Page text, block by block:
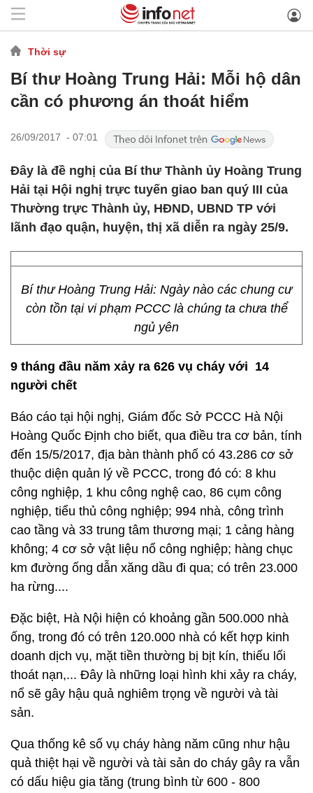
Thời sự
Bí thư Hoàng Trung Hải: Mỗi hộ dân
cần có phương án thoát hiểm
26/09/2017 - 07:01
Đây là đề nghị của Bí thư Thành ủy Hoàng Trung
Hải tại Hội nghị trực tuyến giao ban quý III của
Thường trực Thành ủy, HĐND, UBND TP với
lãnh đạo quận, huyện, thị xã diễn ra ngày 25/9.
Bí thư Hoàng Trung Hải: Ngày nào các chung cư
còn tồn tại vi phạm PCCC là chúng ta chưa thể
ngủ yên
9 tháng đầu năm xảy ra 626 vụ cháy với 14
người chết
Báo cáo tại hội nghị, Giám đốc Sở PCCC Hà Nội
Hoàng Quốc Định cho biết, qua điều tra cơ bản, tính
đến 15/5/2017, địa bàn thành phố có 43.286 cơ sở
thuộc diện quản lý về PCCC, trong đó có: 8 khu
công nghiệp, 1 khu công nghệ cao, 86 cụm công
nghiệp, tiểu thủ công nghiệp; 994 nhà, công trình
cao tầng và 33 trung tâm thương mại; 1 cảng hàng
không; 4 cơ sở vật liệu nổ công nghiệp; hàng chục
km đường ống dẫn xăng dầu đi qua; có trên 23.000
ha rừng....
Đặc biệt, Hà Nội hiện có khoảng gần 500.000 nhà
ống, trong đó có trên 120.000 nhà có kết hợp kinh
doanh dịch vụ, mặt tiền thường bị bịt kín, thiếu lối
thoát nạn,... Đây là những loại hình khi xảy ra cháy,
nổ sẽ gây hậu quả nghiêm trọng về người và tài
sản.
Qua thống kê số vụ cháy hàng năm cũng như hậu
quả thiệt hại về người và tài sản do cháy gây ra vẫn
có dấu hiệu gia tăng (trung bình từ 600 - 800